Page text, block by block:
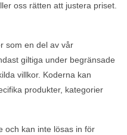
oss rätten att justera priset.
som en del av vår
giltiga under begränsade
villkor. Koderna kan
produkter, kategorier
och kan inte lösas in för